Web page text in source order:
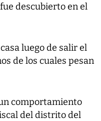
descubierto en el
luego de salir el
de los cuales pesan
comportamiento
del distrito del